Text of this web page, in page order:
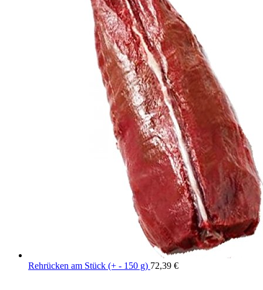
Rehrücken am Stück (+ - 150 g) 72,39 €